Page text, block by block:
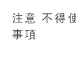
注意
事項
不得